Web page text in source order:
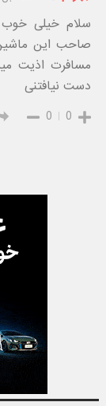
سلام خیلی
صاحب این
مسافرت اذیت
دست نیافتنی
0
0